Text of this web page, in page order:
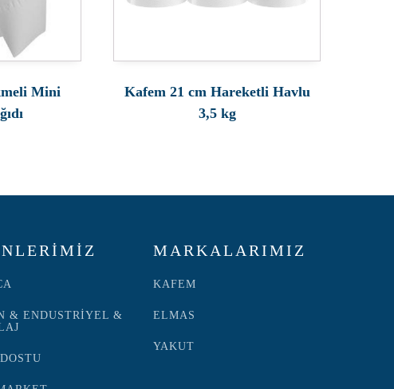
Mini
Kafem 21 cm Hareketli Havlu
3,5 kg
& ENDUSTRİYEL &
MARKALARIMIZ
KAFEM
ELMAS
YAKUT